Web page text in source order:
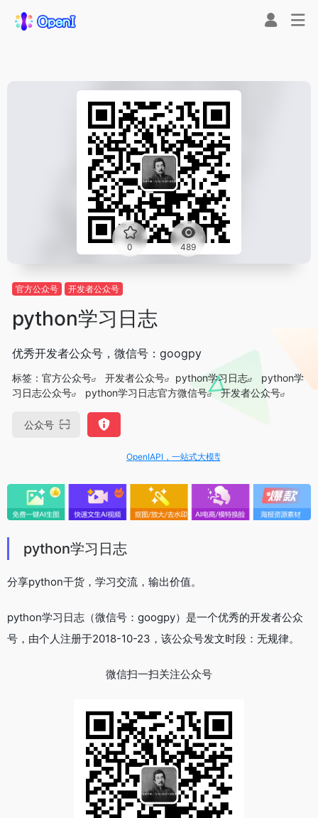
0 489
官方公众号 开发者公众号
python学习日志
优秀开发者公众号，微信号：googpy
标签： 官方公众号 开发者公众号 python学习日志
python学
习日志公众号
python学习日志官方微信号 开发者公众号
公众号
OpenIAPI，一站式大模型API聚合平台
python学习日志
分享python干货，学习交流，输出价值。
python学习日志（微信号：googpy）是一个优秀的开发者公众
号，由个人注册于2018-10-23，该公众号发文时段：无规律。
微信扫一扫关注公众号